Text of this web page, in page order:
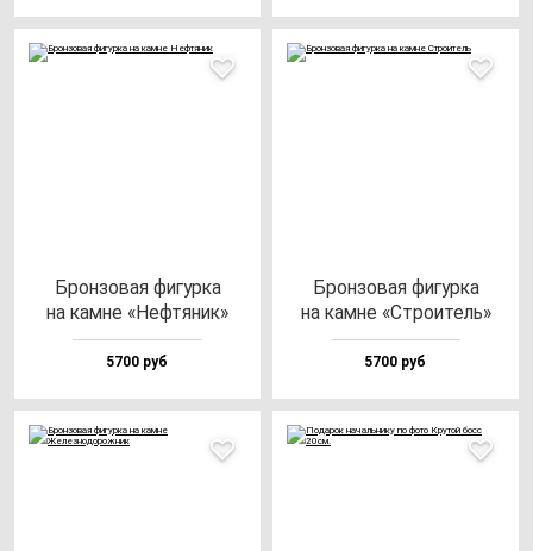
Брон­зо­вая фи­гур­ка
на кам­не «Неф­тя­ник»
5700 руб
Брон­зо­вая фи­гур­ка
на кам­не «Стро­итель»
5700 руб